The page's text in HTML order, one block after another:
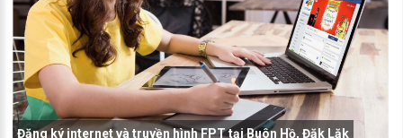
Đăng ký internet và truyền hình FPT tại Buôn Hồ, Đăk Lăk